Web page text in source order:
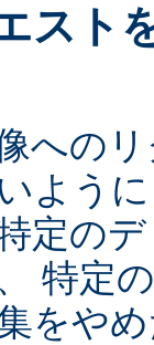
スト
への
よう
定の
特定
をや